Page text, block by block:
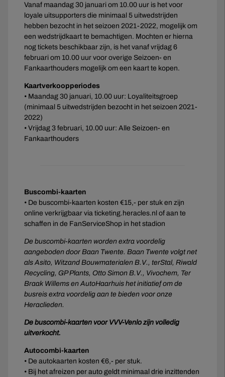
Vanaf maandag 30 januari om 10.00 uur is het voor
loyale uitsupporters die minimaal 5 uitwedstrijden
hebben bezocht in het seizoen 2021-2022, mogelijk om
een wedstrijdkaart te bemachtigen. Mochten er hierna
nog tickets beschikbaar zijn, is het vanaf vrijdag 6
februari om 10.00 uur voor overige Seizoen- en
Fankaarthouders mogelijk om een kaart te kopen.
Kaartverkoopperiodes
• Maandag 30 januari, 10.00 uur: Loyaliteitsgroep
(minimaal 5 uitwedstrijden bezocht in het seizoen 2021-
2022)
• Vrijdag 3 februari, 10.00 uur: Alle Seizoen- en
Fankaarthouders
Buscombi-kaarten
• De buscombi-kaarten kosten €15,- per stuk en zijn
online verkrijgbaar via ticketing.heracles.nl of aan te
schaffen in de FanServiceShop in het stadion
De buscombi-kaarten worden extra voordelig
aangeboden door Baan Twente. Baan Twente volgt net
als Asito, Witzand Bouwmaterialen B.V., terStal, Riwald
Recycling, GP Plants, Otto Simon B.V., Vivochem, Ter
Braak Willems en AutoHaarhuis het initiatief om de
busreis extra voordelig aan te bieden voor onze
Heraclieden.
De buscombi-kaarten voor VVV-Venlo zijn volledig
uitverkocht.
Autocombi-kaarten
• De autokaarten kosten €6,- per stuk.
• Bij het afreizen per auto geldt minimaal drie inzittenden